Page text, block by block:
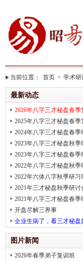
当前位置： 首页 > 学术研
最新动态
2026年八字三才秘盘春季
2025年八字三才秘盘春季
2024年八字三才秘盘春季
2023年八字三才秘盘秋季
2023年八字三才秘盘春季
2022年八字三才秘盘秋季
2022年六体八字秋季研习
2021年三才秘盘秋季研讨
2021年八字三才秘盘春季
开盘尽解三界事
企业生病了，看三才秘盘
治疗
图片新闻
2026年春季弟子复训班